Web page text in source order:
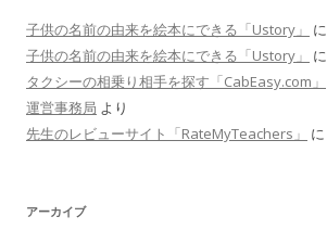
子供の名前の由来を絵本にできる「Ustory」 に
子供の名前の由来を絵本にできる「Ustory」
に
タクシーの相乗り相手を探す「CabEasy.com」
運営事務局 より
先生のレビューサイト「RateMyTeachers」
に
アーカイブ